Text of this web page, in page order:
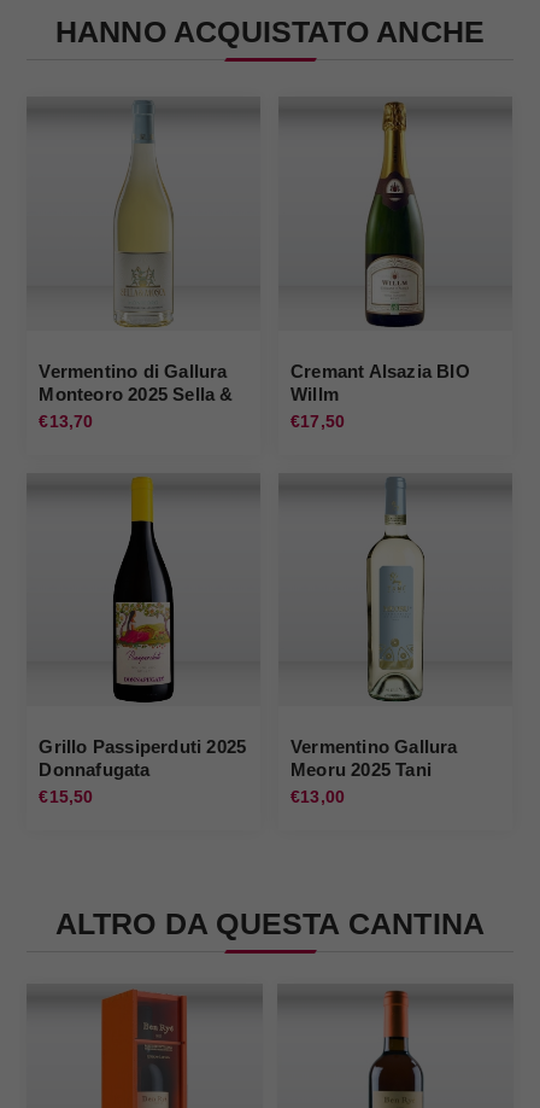
HANNO ACQUISTATO ANCHE
Vermentino di Gallura
Monteoro 2025 Sella &
Mosca
€13,70
Cremant Alsazia BIO
Willm
€17,50
Grillo Passiperduti 2025
Donnafugata
€15,50
Vermentino Gallura
Meoru 2025 Tani
€13,00
ALTRO DA QUESTA CANTINA